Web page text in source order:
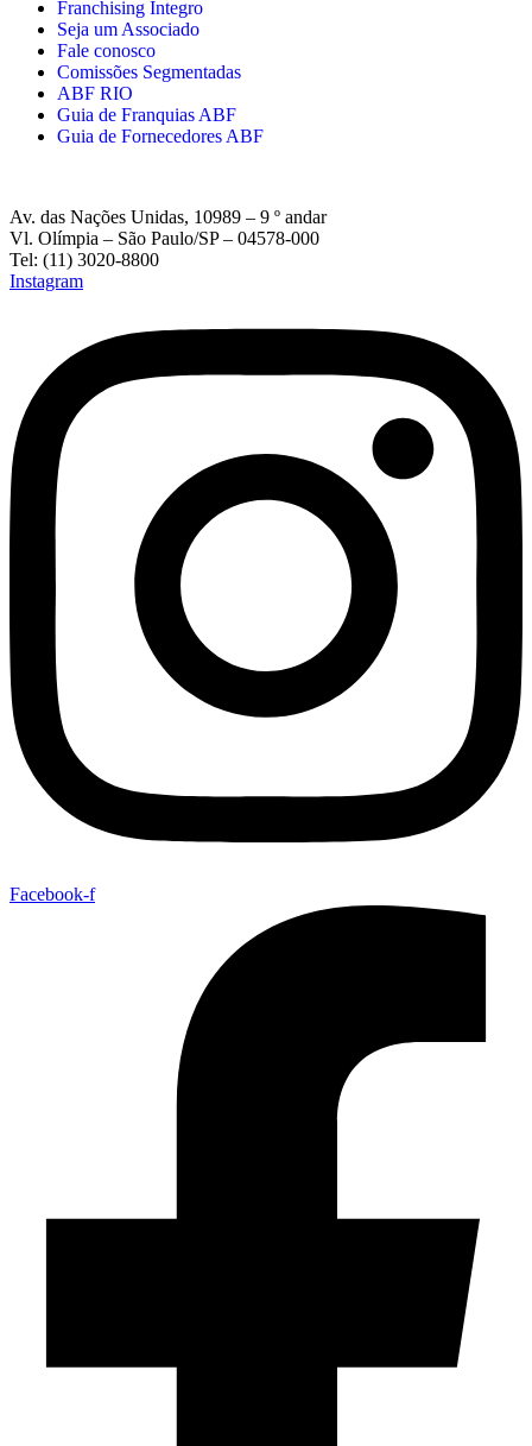
Franchising Íntegro
Seja um Associado
Fale conosco
Comissões Segmentadas
ABF RIO
Guia de Franquias ABF
Guia de Fornecedores ABF
Av. das Nações Unidas, 10989 – 9 º andar
Vl. Olímpia – São Paulo/SP – 04578-000
Tel: (11) 3020-8800
Instagram
Facebook-f